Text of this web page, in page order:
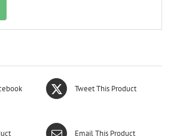
Tweet This Product
Email This Product